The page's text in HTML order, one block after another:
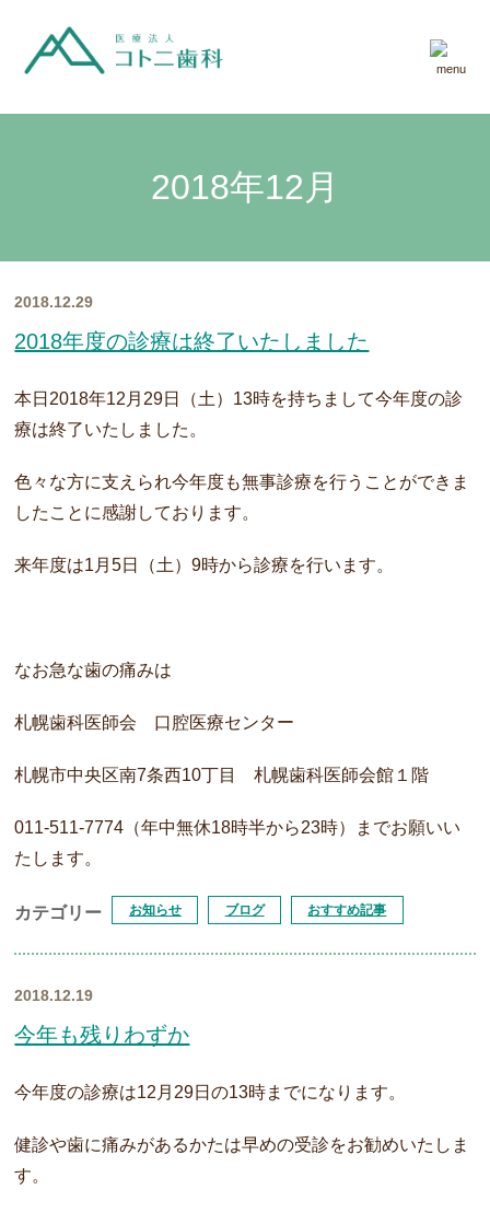
2018年12月
2018.12.29
2018年度の診療は終了いたしました
本日2018年12月29日（土）13時を持ちまして今年度の診
療は終了いたしました。
色々な方に支えられ今年度も無事診療を行うことができま
したことに感謝しております。
来年度は1月5日（土）9時から診療を行います。
なお急な歯の痛みは
札幌歯科医師会 口腔医療センター
札幌市中央区南7条西10丁目 札幌歯科医師会館１階
011-511-7774（年中無休18時半から23時）までお願いい
たします。
カテゴリー お知らせ ブログ おすすめ記事
2018.12.19
今年も残りわずか
今年度の診療は12月29日の13時までになります。
健診や歯に痛みがあるかたは早めの受診をお勧めいたしま
す。